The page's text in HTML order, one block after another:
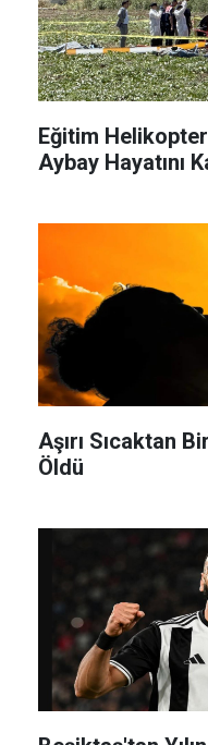
Eğitim
Aybay Hayatını
Aşırı Sıcaktan
Öldü